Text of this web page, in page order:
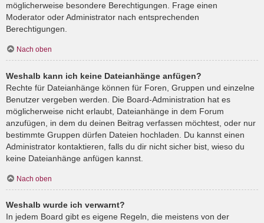
möglicherweise besondere Berechtigungen. Frage einen
Moderator oder Administrator nach entsprechenden
Berechtigungen.
Nach oben
Weshalb kann ich keine Dateianhänge anfügen?
Rechte für Dateianhänge können für Foren, Gruppen und einzelne
Benutzer vergeben werden. Die Board-Administration hat es
möglicherweise nicht erlaubt, Dateianhänge in dem Forum
anzufügen, in dem du deinen Beitrag verfassen möchtest, oder nur
bestimmte Gruppen dürfen Dateien hochladen. Du kannst einen
Administrator kontaktieren, falls du dir nicht sicher bist, wieso du
keine Dateianhänge anfügen kannst.
Nach oben
Weshalb wurde ich verwarnt?
In jedem Board gibt es eigene Regeln, die meistens von der